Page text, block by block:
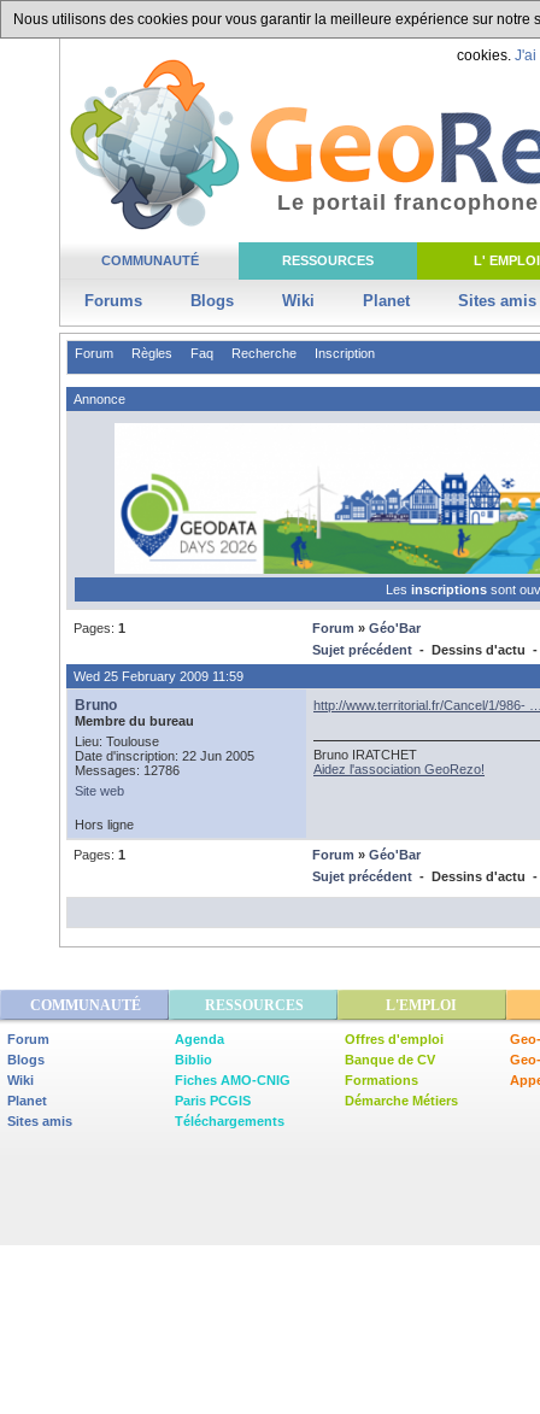
Nous utilisons des cookies pour vous garantir la meilleure expérience sur
cookies. J'ai
COMMUNAUTÉ RESSOURCES L' EMPLOI
Forums Blogs Wiki Planet Sites amis
Le portail
Forum Règles Faq Recherche Inscription
Annonce
Les inscriptions sont
Pages: 1 Forum » Géo'Bar
Sujet précédent - Dessins d'actu
Wed 25 February 2009 11:59
Bruno
Membre du bureau
Lieu: Toulouse
Date d'inscription: 22 Jun 2005
Messages: 12786
Site web
http://www.territorial.fr/Cancel/1/986-
Bruno IRATCHET
Aidez l'association GeoRezo!
Hors ligne
Pages: 1 Forum » Géo'Bar
Sujet précédent - Dessins d'actu
COMMUNAUTÉ RESSOURCES L'EMPLOI
Forum
Blogs
Wiki
Planet
Sites amis
Agenda
Biblio
Fiches AMO-CNIG
Paris PCGIS
Téléchargements
Offres d'emploi
Banque de CV
Formations
Démarche Métiers